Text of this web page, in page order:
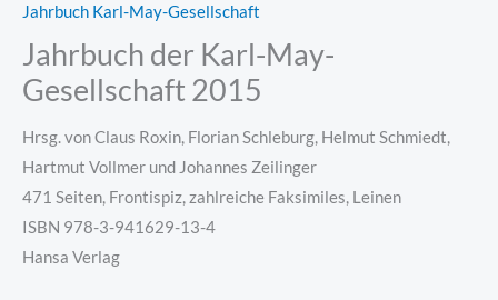
Jahrbuch Karl-May-Gesellschaft
Jahrbuch der Karl-May-
Gesellschaft 2015
Hrsg. von Claus Roxin, Florian Schleburg, Helmut Schmiedt,
Hartmut Vollmer und Johannes Zeilinger
471 Seiten, Frontispiz, zahlreiche Faksimiles, Leinen
ISBN 978-3-941629-13-4
Hansa Verlag